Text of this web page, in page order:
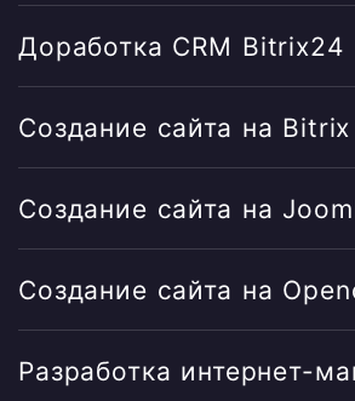
Доработка CRM Bitrix24
Создание сайта на Bitrix
Создание сайта на
Создание сайта на
Разработка интернет-